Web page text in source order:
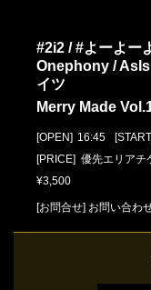
#2i2 / #よーよー
Onephony / AsIs
イツ
Merry Made
[OPEN] 16:45
[PRICE] 優先エリアチ
¥3,500
[お問合せ] お問い合わ